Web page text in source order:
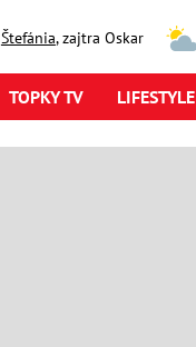
Štefánia, zajtra Oskar
TOPKY TV LIFESTYLE